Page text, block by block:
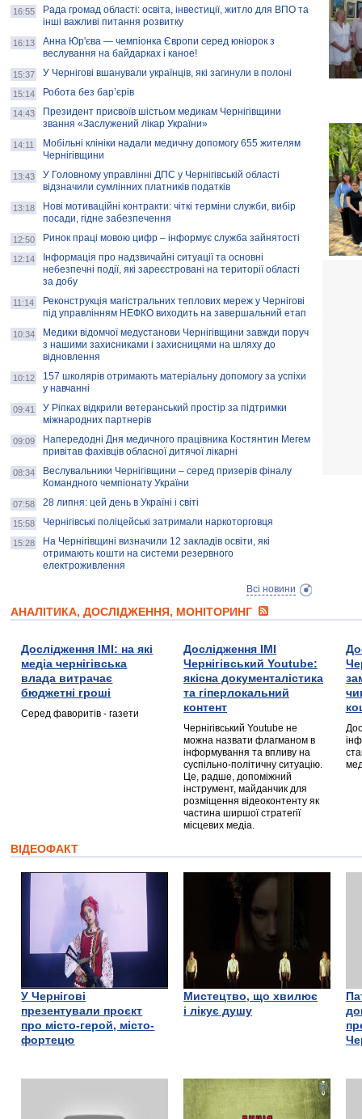
AB InBev Efes Україна підтримала
навчальний проєкт "Молодіжна бізнес-
школа", спрямований на розвиток
підприємництва у Чернігівській області
Золота тварина: видання Forbes
написало про чернігівця Патрона: хто і
скільки на ньому заробляє? І куди
витрачають?
16:55
Рада громад області: освіта, інвестиції, житло для ВПО та
інші важливі питання розвитку
16:13
Анна Юр'єва — чемпіонка Європи серед юніорок з
веслування на байдарках і каное!
15:37 У Чернігові вшанували українців, які загинули в полоні
15:14 Робота без бар’єрів
14:43
Президент присвоїв шістьом медикам Чернігівщини
звання «Заслужений лікар України»
14:11
Мобільні клініки надали медичну допомогу 655 жителям
Чернігівщини
13:43
У Головному управлінні ДПС у Чернігівській області
відзначили сумлінних платників податків
13:18
Нові мотиваційні контракти: чіткі терміни служби, вибір
посади, гідне забезпечення
12:50 Ринок праці мовою цифр – інформує служба зайнятості
12:14
Інформація про надзвичайні ситуації та основні
небезпечні події, які зареєстровані на території області
за добу
11:14
Реконструкція магістральних теплових мереж у Чернігові
під управлінням НЕФКО виходить на завершальний етап
10:34
Медики відомчої медустанови Чернігівщини завжди поруч
з нашими захисниками і захисницями на шляху до
відновлення
10:12
157 школярів отримають матеріальну допомогу за успіхи
у навчанні
09:41
У Ріпках відкрили ветеранський простір за підтримки
міжнародних партнерів
09:09
Напередодні Дня медичного працівника Костянтин Мегем
привітав фахівців обласної дитячої лікарні
08:34
Веслувальники Чернігівщини – серед призерів фіналу
Командного чемпіонату України
07:58 28 липня: цей день в Україні і світі
15:58 Чернігівські поліцейські затримали наркоторговця
15:28
На Чернігівщині визначили 12 закладів освіти, які
отримають кошти на системи резервного
електроживлення
Всі новини
АНАЛІТИКА, ДОСЛІДЖЕННЯ, МОНІТОРИНГ
Дослідження ІМІ: на які
медіа чернігівська
влада витрачає
бюджетні гроші
Серед фаворитів - газети
Дослідження ІМІ
Чернігівський Youtube:
якісна документалістика
та гіперлокальний
контент
Чернігівський Youtube не
можна назвати флагманом в
інформування та впливу на
суспільно-політичну ситуацію.
Це, радше, допоміжний
інструмент, майданчик для
розміщення відеоконтенту як
частина ширшої стратегії
місцевих медіа.
ВІДЕОФАКТ
У Чернігові
презентували проєкт
про місто-герой, місто-
фортецю
Мистецтво, що хвилює
і лікує душу